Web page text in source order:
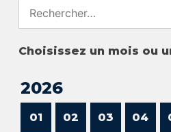
for:
Choisissez un mois ou
2026
01 02 03 04